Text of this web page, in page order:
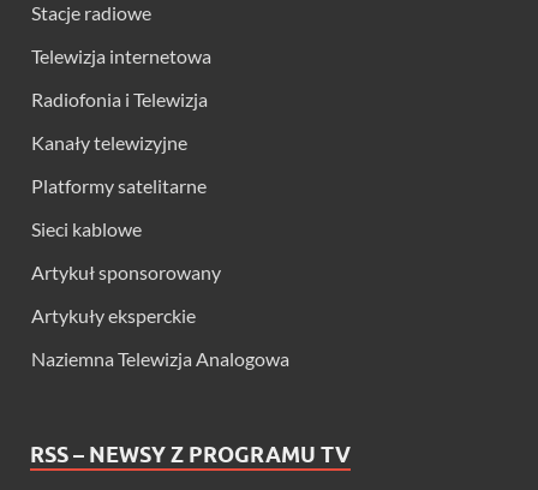
Stacje radiowe
Telewizja internetowa
Radiofonia i Telewizja
Kanały telewizyjne
Platformy satelitarne
Sieci kablowe
Artykuł sponsorowany
Artykuły eksperckie
Naziemna Telewizja Analogowa
RSS – NEWSY Z PROGRAMU TV